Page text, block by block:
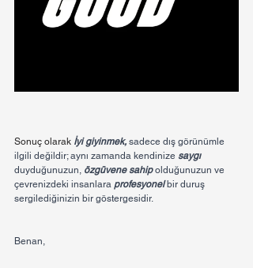
Sonuç olarak İyi giyinmek, sadece dış görünümle
ilgili değildir; aynı zamanda kendinize saygı
duyduğunuzun, özgüvene sahip olduğunuzun ve
çevrenizdeki insanlara profesyonel bir duruş
sergilediğinizin bir göstergesidir.
Benan,